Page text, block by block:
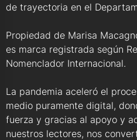
de trayectoria en el
Propiedad de Marisa
es marca registrada según
Nomenclador Internacional.
La pandemia aceleró el
medio puramente digital,
fuerza y gracias al apoyo y
nuestros lectores, nos